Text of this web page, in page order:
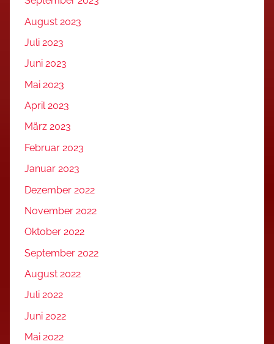
August 2023
Juli 2023
Juni 2023
Mai 2023
April 2023
März 2023
Februar 2023
Januar 2023
Dezember 2022
November 2022
Oktober 2022
September 2022
August 2022
Juli 2022
Juni 2022
Mai 2022